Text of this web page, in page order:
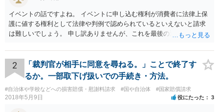
イベントの話ですよね。 イベントに申し込む権利が消費者に法律上保
護に値する権利として法律や判例で認められているといえないと請求
は難しいでしょう。 申し訳ありませんが、これを最後の返信としま
2
「裁判官が相手に同意を尋ねる。」ことで終了す
るか。一部取下げ扱いでの手続き・方法。
#自治体や学校などへの損害賠償・慰謝料請求 #国や自治体 #国家賠償請求
2018年5月9日 役にたった 3